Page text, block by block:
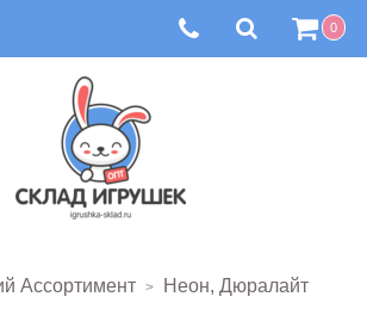
0
Ассортимент Неон, Дюралайт